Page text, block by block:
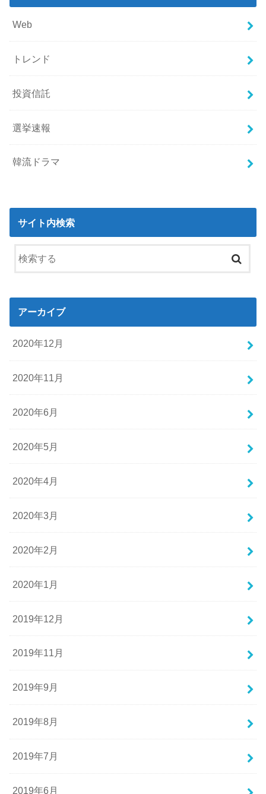
Web
トレンド
投資信託
選挙速報
韓流ドラマ
サイト内検索
アーカイブ
2020年12月
2020年11月
2020年6月
2020年5月
2020年4月
2020年3月
2020年2月
2020年1月
2019年12月
2019年11月
2019年9月
2019年8月
2019年7月
2019年6月